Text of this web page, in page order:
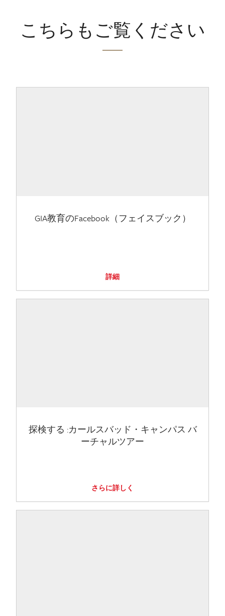
こちらもご覧ください
GIA教育のFacebook（フェイスブック）
詳細
探検する :カールスバッド・キャンパス バ
ーチャルツアー
さらに詳しく